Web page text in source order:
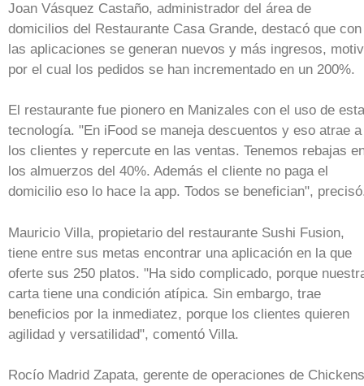
Joan Vásquez Castaño, administrador del área de
domicilios del Restaurante Casa Grande, destacó que con
las aplicaciones se generan nuevos y más ingresos,
por el cual los pedidos se han incrementado en un 200%.
El restaurante fue pionero en Manizales con el uso de esta
tecnología. "En iFood se maneja descuentos y eso atrae a
los clientes y repercute en las ventas. Tenemos rebajas
los almuerzos del 40%. Además el cliente no paga el
domicilio eso lo hace la app. Todos se benefician",
Mauricio Villa, propietario del restaurante Sushi Fusion,
tiene entre sus metas encontrar una aplicación en la que
oferte sus 250 platos. "Ha sido complicado, porque
carta tiene una condición atípica. Sin embargo, trae
beneficios por la inmediatez, porque los clientes quieren
agilidad y versatilidad", comentó Villa.
Rocío Madrid Zapata, gerente de operaciones de Chickens